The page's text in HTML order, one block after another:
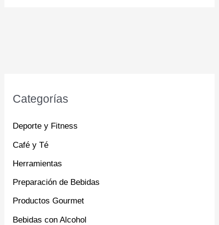
Categorías
Deporte y Fitness
Café y Té
Herramientas
Preparación de Bebidas
Productos Gourmet
Bebidas con Alcohol